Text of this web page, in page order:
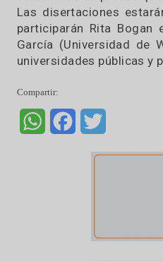
privados y al
provincia de Córdoba.
Estos datos marcan
cabo el Programa
Dirigida a
capacitación, donde
internacionales en
de riego y situación
Las disertaciones
participarán Rita
universidades